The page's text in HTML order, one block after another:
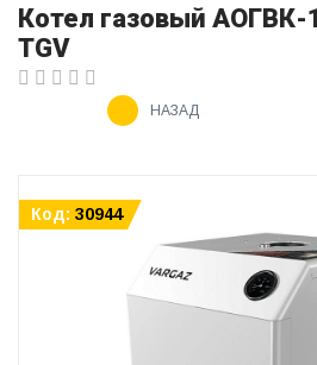
Котел газовый АОГВК-
TGV
НАЗАД
Код: 30944